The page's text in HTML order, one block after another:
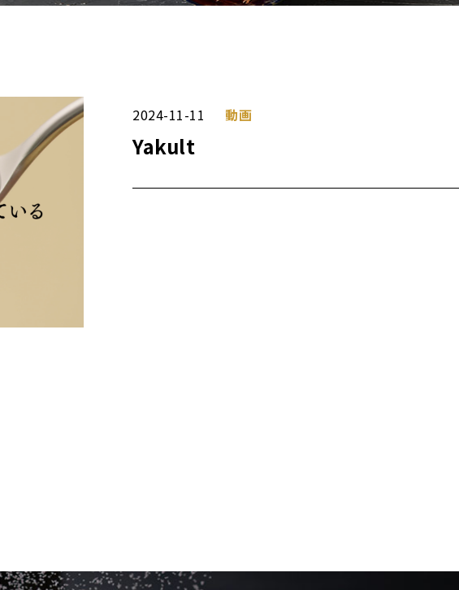
2024-11-11 動画
Yakult